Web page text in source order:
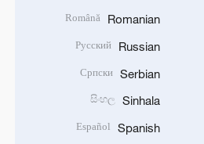
Romanian
Română
Russian
Русский
Serbian
Српски
Sinhala
සිංහල
Spanish
Español